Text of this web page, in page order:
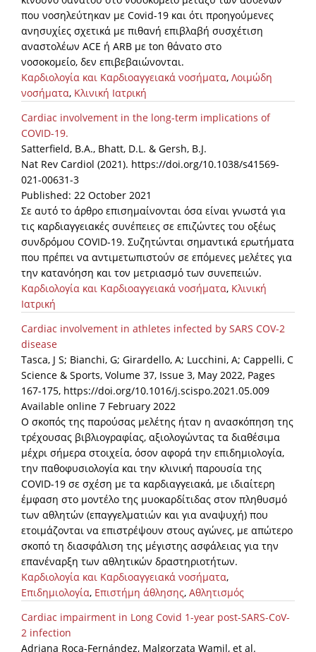
που νοσηλεύτηκαν με Covid-19 και ότι προηγούμενες
ανησυχίες σχετικά με πιθανή επιβλαβή συσχέτιση
αναστολέων ACE ή ARB με ton θάνατο στο
νοσοκομείο, δεν επιβεβαιώνονται.
Καρδιολογία και Καρδιοαγγειακά νοσήματα, Λοιμώδη
νοσήματα, Κλινική Ιατρική
Cardiac involvement in the long-term implications of
COVID-19.
Satterfield, B.A., Bhatt, D.L. & Gersh, B.J.
Nat Rev Cardiol (2021). https://doi.org/10.1038/s41569-
021-00631-3
Published: 22 October 2021
Σε αυτό το άρθρο επισημαίνoνται όσα είναι γνωστά για
τις καρδιαγγειακές συνέπειες σε επιζώντες του οξέως
συνδρόμου COVID-19. Συζητώνται σημαντικά ερωτήματα
που πρέπει να αντιμετωπιστούν σε επόμενες μελέτες για
την κατανόηση και τον μετριασμό των συνεπειών.
Καρδιολογία και Καρδιοαγγειακά νοσήματα, Κλινική
Ιατρική
Cardiac involvement in athletes infected by SARS COV-2
disease
Tasca, J S; Bianchi, G; Girardello, A; Lucchini, A; Cappelli, C
Science & Sports, Volume 37, Issue 3, May 2022, Pages
167-175, https://doi.org/10.1016/j.scispo.2021.05.009
Available online 7 February 2022
Ο σκοπός της παρούσας μελέτης ήταν η ανασκόπηση της
τρέχουσας βιβλιογραφίας, αξιολογώντας τα διαθέσιμα
μέχρι σήμερα στοιχεία, όσον αφορά την επιδημιολογία,
την παθοφυσιολογία και την κλινική παρουσία της
COVID-19 σε σχέση με τα καρδιαγγειακά, με ιδιαίτερη
έμφαση στο μοντέλο της μυοκαρδίτιδας στον πληθυσμό
των αθλητών (επαγγελματιών και για αναψυχή) που
ετοιμάζονται να επιστρέψουν στους αγώνες, με απώτερο
σκοπό τη διασφάλιση της μέγιστης ασφάλειας για την
επανέναρξη των αθλητικών δραστηριοτήτων.
Καρδιολογία και Καρδιοαγγειακά νοσήματα,
Επιδημιολογία, Επιστήμη άθλησης, Αθλητισμός
Cardiac impairment in Long Covid 1-year post-SARS-CoV-
2 infection
Adriana Roca-Fernández, Malgorzata Wamil, et al.